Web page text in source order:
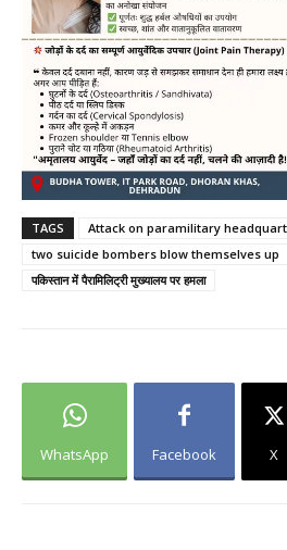
TAGS
Attack on paramilitary
two suicide bombers blow themselves up
पकिस्तान में पैरामिलिट्री मुख्यालय पर हमला
WhatsApp Facebook X